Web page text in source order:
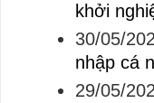
khởi
30/05/
nhập cá
29/05/